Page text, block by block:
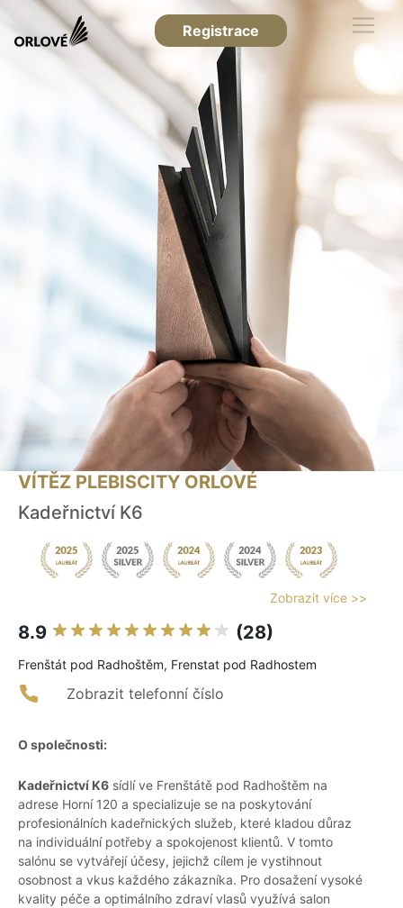
Registrace
VÍTĚZ PLEBISCITY ORLOVÉ
Kadeřnictví K6
Zobrazit více >>
8.9 (28)
Frenštát pod Radhoštěm, Frenstat pod Radhostem
Zobrazit telefonní číslo
O společnosti:
Kadeřnictví K6 sídlí ve Frenštátě pod Radhoštěm na
adrese Horní 120 a specializuje se na poskytování
profesionálních kadeřnických služeb, které kladou důraz
na individuální potřeby a spokojenost klientů. V tomto
salónu se vytvářejí účesy, jejichž cílem je vystihnout
osobnost a vkus každého zákazníka. Pro dosažení vysoké
kvality péče a optimálního zdraví vlasů využívá salon